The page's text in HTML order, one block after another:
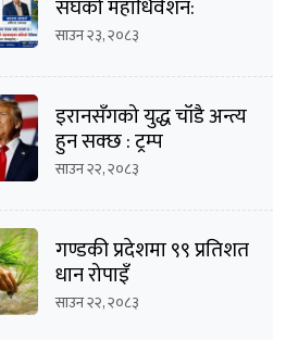
संघको महाधिवेशन:
अध्यक्षसहित अधिकांश
सम्भावना
साउन २३, २०८३
इरानसँगको युद्ध चाँडै अन्त्य
हुन सक्छ : ट्रम्प
साउन २२, २०८३
गण्डकी प्रदेशमा ९९ प्रतिशत
धान रोपाइँ
साउन २२, २०८३